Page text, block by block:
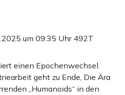
um 09:35 Uhr 492T
einen Epochenwechsel.
geht zu Ende, Die Ära
„Humanoids“ in den